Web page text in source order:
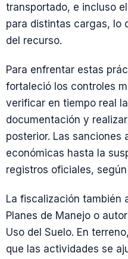
transportado, e incluso
para distintas cargas, lo
del recurso.
Para enfrentar estas
fortaleció los controles
verificar en tiempo real
documentación y
posterior. Las sanciones
económicas hasta la
registros oficiales,
La fiscalización también
Planes de Manejo o
Uso del Suelo. En
que las actividades se